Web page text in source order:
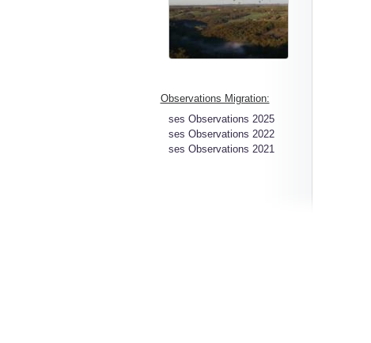
Observations Migration:
ses Observations 2025
ses Observations 2022
ses Observations 2021